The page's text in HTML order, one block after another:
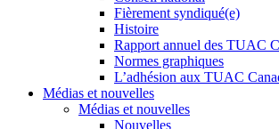
Fièrement syndiqué(e)
Histoire
Rapport annuel des TUAC
Normes graphiques
L’adhésion aux TUAC
Médias et nouvelles
Médias et nouvelles
Nouvelles